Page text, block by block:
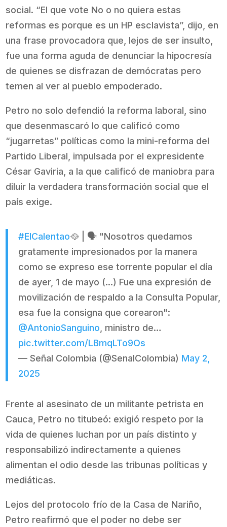
social. “El que vote No o no quiera estas
reformas es porque es un HP esclavista”, dijo, en
una frase provocadora que, lejos de ser insulto,
fue una forma aguda de denunciar la hipocresía
de quienes se disfrazan de demócratas pero
temen al ver al pueblo empoderado.
Petro no solo defendió la reforma laboral, sino
que desenmascaró lo que calificó como
“jugarretas” políticas como la mini-reforma del
Partido Liberal, impulsada por el expresidente
César Gaviria, a la que calificó de maniobra para
diluir la verdadera transformación social que el
país exige.
#ElCalentao🥘 | 🗣️ "Nosotros quedamos
gratamente impresionados por la manera
como se expreso ese torrente popular el día
de ayer, 1 de mayo (...) Fue una expresión de
movilización de respaldo a la Consulta Popular,
esa fue la consigna que corearon":
@AntonioSanguino , ministro de…
pic.twitter.com/LBmqLTo9Os
— Señal Colombia (@SenalColombia) May 2,
2025
Frente al asesinato de un militante petrista en
Cauca, Petro no titubeó: exigió respeto por la
vida de quienes luchan por un país distinto y
responsabilizó indirectamente a quienes
alimentan el odio desde las tribunas políticas y
mediáticas.
Lejos del protocolo frío de la Casa de Nariño,
Petro reafirmó que el poder no debe ser